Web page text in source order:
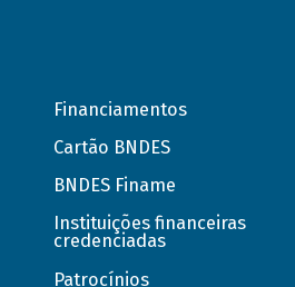
Financiamentos
Cartão BNDES
BNDES Finame
Instituições financeiras
credenciadas
Patrocínios